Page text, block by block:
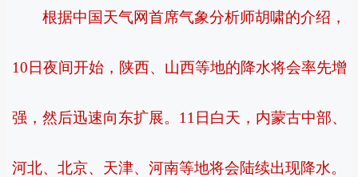
根据中国天气网首席气象分析师胡啸的介绍，
10日夜间开始，陕西、山西等地的降水将会率先增
强，然后迅速向东扩展。11日白天，内蒙古中部、
河北、北京、天津、河南等地将会陆续出现降水。